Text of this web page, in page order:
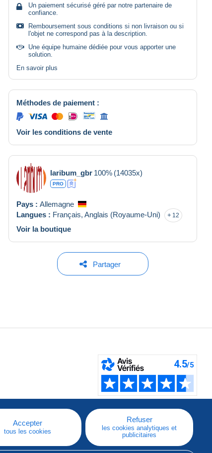
Un paiement sécurisé géré par notre partenaire de
confiance.
Remboursement sous conditions si non livraison ou si
l'objet ne correspond pas à la description.
Une équipe humaine dédiée pour vous apporter une
solution.
En savoir plus
Méthodes de paiement :
Voir les conditions de vente
laribum_gbr 100% (14035x)
PRO
Pays : Allemagne
Langues : Français, Anglais (Royaume-Uni) 12
Voir la boutique
Partager
Accepter
tous les cookies
Refuser
les cookies analytiques et
publicitaires